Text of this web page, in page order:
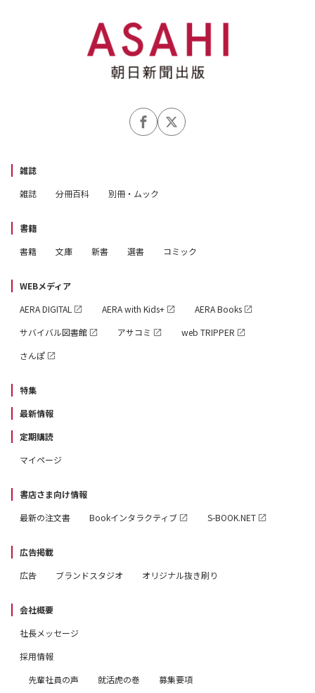
雑誌
雑誌
分冊百科 別冊・ムック
書籍
書籍
文庫 新書 選書 コミック
WEBメディア
AERA DIGITAL
AERA with Kids+
AERA Books
サバイバル図書館
アサコミ
web TRIPPER
さんぽ
特集
最新情報
定期購読
マイページ
書店さま向け情報
最新の注文書
Bookインタラクティブ S-BOOK.NET
広告掲載
広告
ブランドスタジオ オリジナル抜き刷り
会社概要
社長メッセージ
採用情報
先輩社員の声
就活虎の巻 募集要項